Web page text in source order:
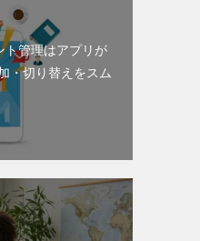
ト管理はアプリが
・切り替えをスム